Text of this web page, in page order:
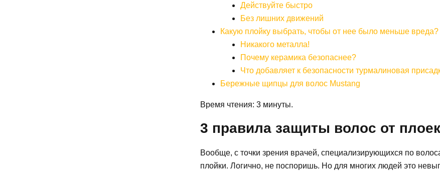
Действуйте быстро
Без лишних движений
Какую плойку выбрать, чтобы от нее было меньше вреда?
Никакого металла!
Почему керамика безопаснее?
Что добавляет к безопасности турмалиновая
Бережные щипцы для волос Mustang
Время чтения: 3 минуты.
3 правила защиты волос от
Вообще, с точки зрения врачей, специализирующихся по
плойки. Логично, не поспоришь. Но для многих людей это